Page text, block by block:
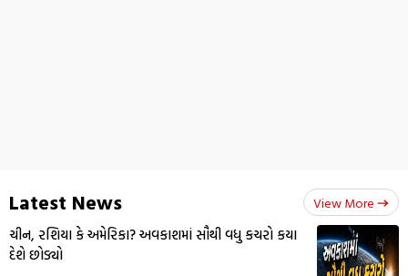
Latest News View More
ચીન, રશિયા કે અમેરિકા? અવકાશમાં સૌથી વધુ કચરો કયા
દેશે છોડ્યો